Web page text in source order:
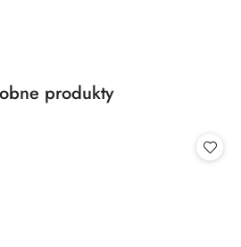
produkty